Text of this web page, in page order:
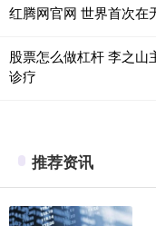
红腾网官网 世界首次在
股票怎么做杠杆 李之山
诊疗
推荐资讯